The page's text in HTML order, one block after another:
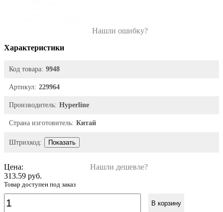
Нашли ошибку?
Характеристики
Код товара: 9948
Артикул: 229964
Производитель: Hyperline
Страна изготовитель: Китай
Штрихкод: Показать
Цена:
Нашли дешевле?
313.59 руб.
Товар доступен под заказ
В корзину